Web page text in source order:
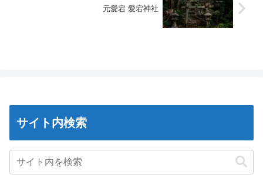
元愛宕 愛宕神社
サイト内検索